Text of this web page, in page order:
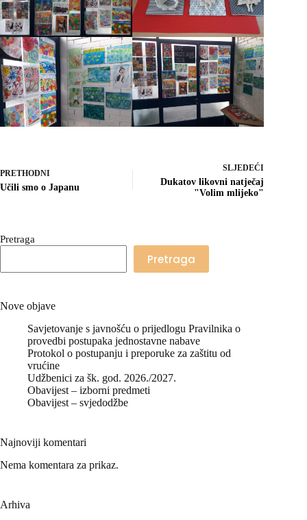
PRETHODNI
Učili smo o Japanu
SLJEDEĆI
Dukatov likovni natječaj
"Volim mlijeko"
Pretraga
Pretraga
Nove objave
Savjetovanje s javnošću o prijedlogu Pravilnika o
provedbi postupaka jednostavne nabave
Protokol o postupanju i preporuke za zaštitu od
vrućine
Udžbenici za šk. god. 2026./2027.
Obavijest – izborni predmeti
Obavijest – svjedodžbe
Najnoviji komentari
Nema komentara za prikaz.
Arhiva